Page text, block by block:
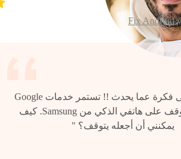
Fix Android
ليس لدي أدنى فكرة عما يحدث !! تستمر خدمات Google
Play في التوقف على هاتفي الذكي من Samsung. كيف
يمكنني أن أجعله يتوقف؟ "